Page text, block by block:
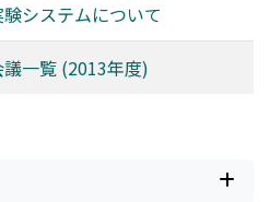
システムについて
一覧 (2013年度)